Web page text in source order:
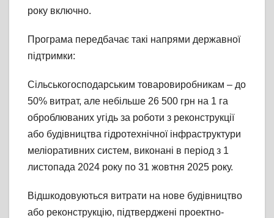
року включно.
Програма передбачає такі напрями державної
підтримки:
Сільськогосподарським товаровиробникам – до
50% витрат, але небільше 26 500 грн на 1 га
оброблюваних угідь за роботи з реконструкції
або будівництва гідротехнічної інфраструктури
меліоративних систем, виконані в період з 1
листопада 2024 року по 31 жовтня 2025 року.
Відшкодовуються витрати на нове будівництво
або реконструкцію, підтверджені проектно-